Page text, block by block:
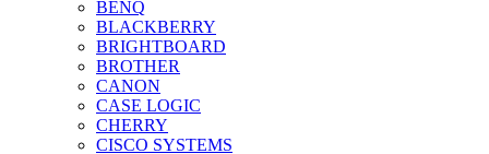
BENQ
BLACKBERRY
BRIGHTBOARD
BROTHER
CANON
CASE LOGIC
CHERRY
CISCO SYSTEMS